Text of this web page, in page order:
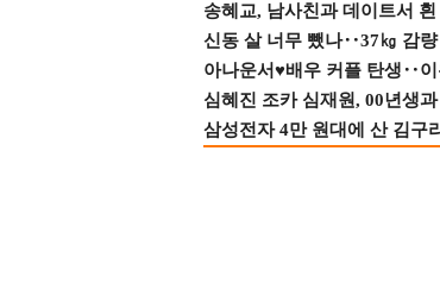
송혜교, 남사친과 데이트서
신동 살 너무 뺐나‥37㎏ 감
아나운서♥배우 커플 탄생‥
심혜진 조카 심재원, 00년생
삼성전자 4만 원대에 산 김구